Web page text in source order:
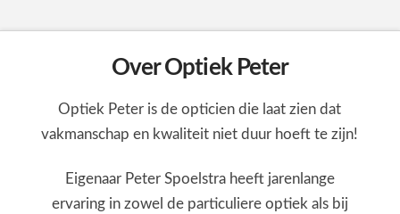
Over Optiek Peter
Optiek Peter is de opticien die laat zien dat
vakmanschap en kwaliteit niet duur hoeft te zijn!
Eigenaar Peter Spoelstra heeft jarenlange
ervaring in zowel de particuliere optiek als bij